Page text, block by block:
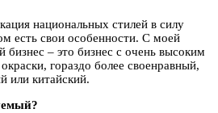
национальных стилей в силу
есть свои особенности. С моей
бизнес – это бизнес с очень высоким
гораздо более своенравный,
или китайский.